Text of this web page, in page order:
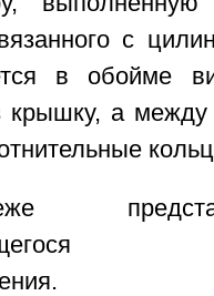
с
в обойме
крышку, а